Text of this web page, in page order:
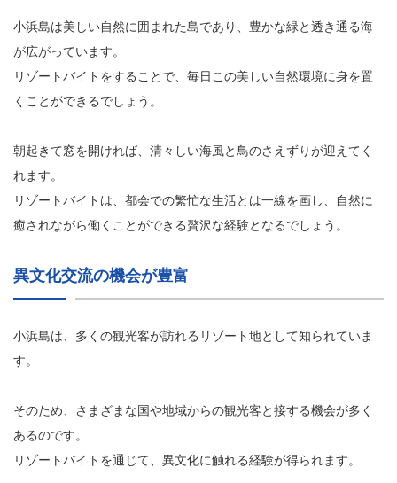
小浜島は美しい自然に囲まれた島であり、豊かな緑と透き通る海
が広がっています。
リゾートバイトをすることで、毎日この美しい自然環境に身を置
くことができるでしょう。
朝起きて窓を開ければ、清々しい海風と鳥のさえずりが迎えてく
れます。
リゾートバイトは、都会での繁忙な生活とは一線を画し、自然に
癒されながら働くことができる贅沢な経験となるでしょう。
異文化交流の機会が豊富
小浜島は、多くの観光客が訪れるリゾート地として知られていま
す。
そのため、さまざまな国や地域からの観光客と接する機会が多く
あるのです。
リゾートバイトを通じて、異文化に触れる経験が得られます。